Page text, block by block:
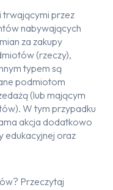
trwającymi przez
nabywających
za zakupy
(rzeczy),
typem są
podmiotom
(lub mającym
W tym przypadku
akcja dodatkowo
edukacyjnej oraz
Przeczytaj